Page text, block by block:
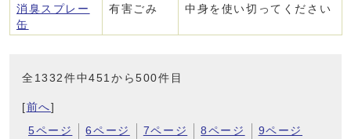
消臭スプレー
缶
有害ごみ 中身を使い切ってください
全1332件中451から500件目
[前へ]
5ページ
6ページ 7ページ 8ページ
9ページ